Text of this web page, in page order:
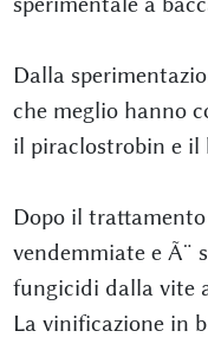
Dalla
che meglio hanno
il piraclostrobin e il
Dopo il
vendemmiate e
fungicidi dalla vite
La vinificazione in